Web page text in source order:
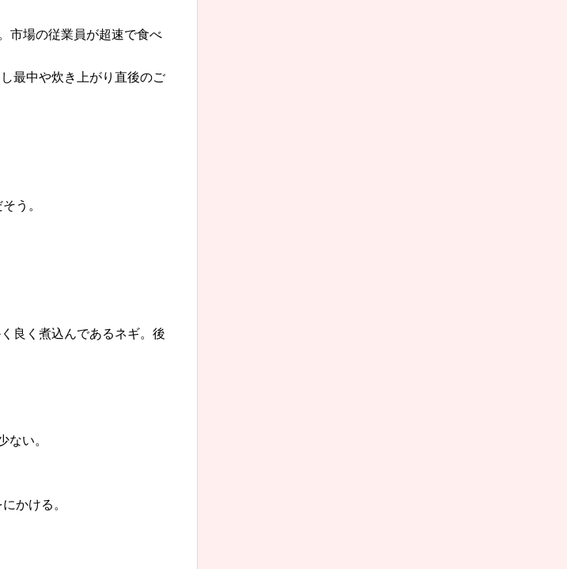
市場の従業員が超速で食べ
最中や炊き上がり直後のご
う。
良く煮込んであるネギ。後
ない。
かける。